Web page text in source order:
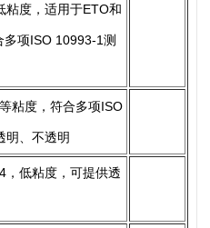
粘度，适用于ETO和
项ISO 10993-1测
粘度，符合多项ISO
明、不透明
，低粘度，可提供透